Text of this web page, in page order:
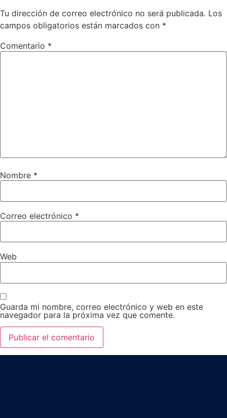
Tu dirección de correo electrónico no será publicada. Los
campos obligatorios están marcados con *
Comentario *
Nombre *
Correo electrónico *
Web
Guarda mi nombre, correo electrónico y web en este
navegador para la próxima vez que comente.